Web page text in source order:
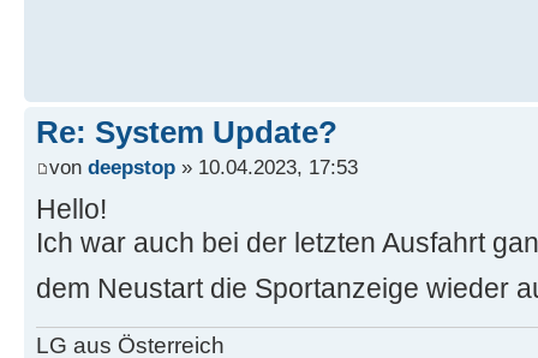
Re: System Update?
von deepstop » 10.04.2023, 17:53
Hello!
Ich war auch bei der letzten Ausfahrt
dem Neustart die Sportanzeige wieder
LG aus Österreich